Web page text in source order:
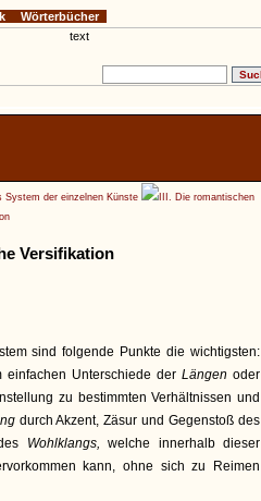
System der einzelnen Künste
III. Die romantischen
Versifikation
sind folgende Punkte die wichtigsten:
Unterschiede der Längenoder
zu bestimmten Verhältnissen und
durch Akzent, Zäsur und Gegenstoß des
Wohlklangs,welche innerhalb dieser
kann, ohne sich zu Reimen
Wörterbücher